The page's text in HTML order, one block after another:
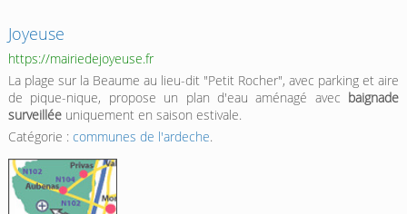
Joyeuse
https://mairiedejoyeuse.fr
La plage sur la Beaume au lieu-dit "Petit Rocher", avec parking et aire
de pique-nique, propose un plan d'eau aménagé avec baignade
surveilléeuniquement en saison estivale.
Catégorie : communes de l'ardeche.